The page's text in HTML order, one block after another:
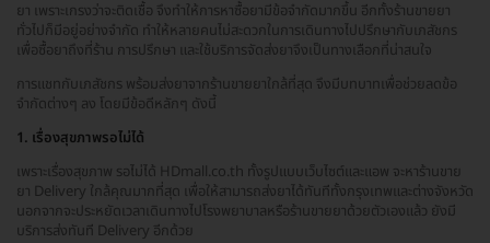
ยา เพราะเกรงว่าจะติดเชื้อ จึงทำให้การหาซื้อยามีข้อจำกัดมากขึ้น อีกทั้งร้านขายยา
ทั่วไปก็มีอยู่อย่างจำกัด ทำให้หลายคนไม่สะดวกในการเดินทางไปปรึกษากับเภสัชกร
เพื่อซื้อยาถึงที่ร้าน การปรึกษา และใช้บริการจัดส่งยาจึงเป็นทางเลือกที่น่าสนใจ
การแชทกับเภสัชกร พร้อมส่งยาจากร้านขายยาใกล้ที่สุด จึงมีบทบาทเพื่อช่วยลดข้อ
จำกัดต่างๆ ลง โดยมีข้อดีหลักๆ ดังนี้
1. เรื่องสุขภาพรอไม่ได้
เพราะเรื่องสุขภาพ รอไม่ได้ HDmall.co.th ทั้งรูปแบบเว็บไซต์และแอพ จะหาร้านขาย
ยา Delivery ใกล้คุณมากที่สุด เพื่อให้สามารถส่งยาได้ทันทีทั้งกรุงเทพและต่างจังหวัด
นอกจากจะประหยัดเวลาเดินทางไปโรงพยาบาลหรือร้านขายยาด้วยตัวเองแล้ว ยังมี
บริการส่งทันที Delivery อีกด้วย